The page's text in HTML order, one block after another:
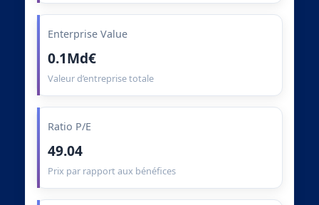
Enterprise Value
0.1Md€
Valeur d’entreprise totale
Ratio P/E
49.04
Prix par rapport aux bénéfices